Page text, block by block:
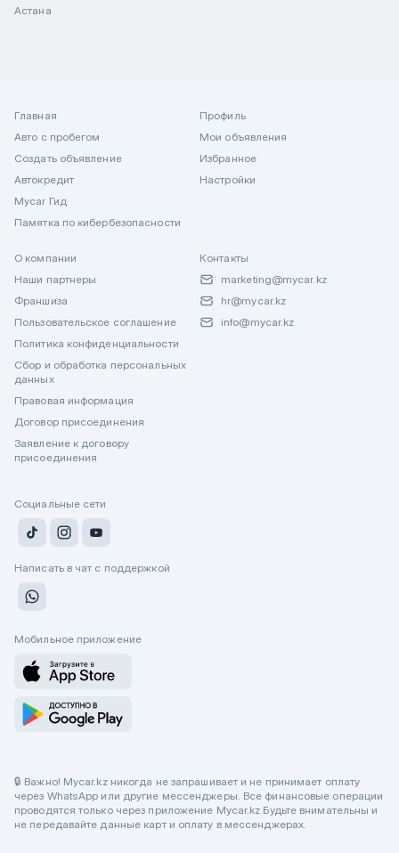
Астана
Главная
Авто с пробегом
Создать объявление
Автокредит
Mycar Гид
Памятка по кибербезопасности
Профиль
Мои объявления
Избранное
Настройки
О компании
Наши партнеры
Франшиза
Пользовательское соглашение
Политика конфиденциальности
Сбор и обработка персональных
данных
Правовая информация
Договор присоединения
Заявление к договору
присоединения
Контакты
marketing@mycar.kz
hr@mycar.kz
info@mycar.kz
Социальные сети
Написать в чат с поддержкой
Мобильное приложение
🔒 Важно! Mycar.kz никогда не запрашивает и не принимает оплату
через WhatsApp или другие мессенджеры. Все финансовые операции
проводятся только через приложение Mycar.kz Будьте внимательны и
не передавайте данные карт и оплату в мессенджерах.